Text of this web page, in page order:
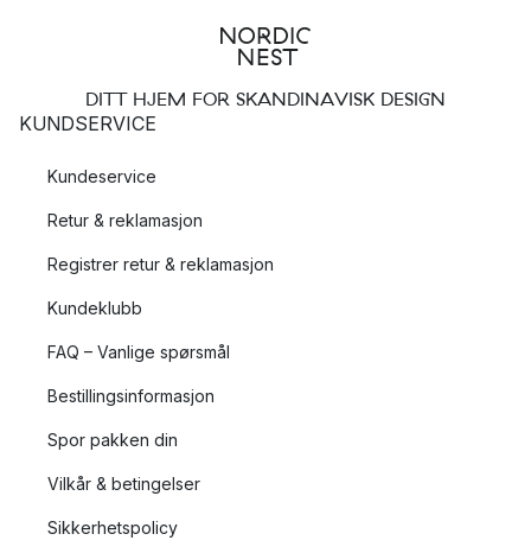
DITT HJEM FOR SKANDINAVISK DESIGN
KUNDSERVICE
Kundeservice
Retur & reklamasjon
Registrer retur & reklamasjon
Kundeklubb
FAQ – Vanlige spørsmål
Bestillingsinformasjon
Spor pakken din
Vilkår & betingelser
Sikkerhetspolicy